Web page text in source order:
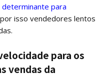
para
isso vendedores lentos
para os
vendas da